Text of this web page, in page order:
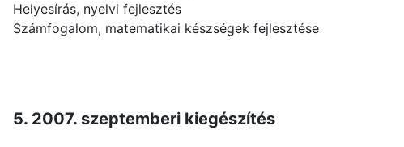
Helyesírás, nyelvi fejlesztés
Számfogalom, matematikai készségek fejlesztése
5. 2007. szeptemberi kiegészítés